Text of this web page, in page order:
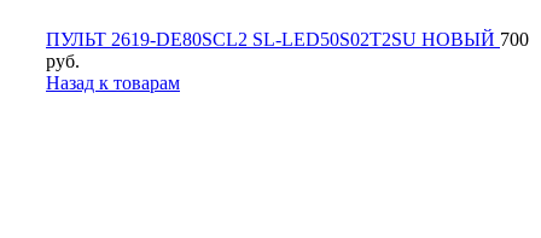
ПУЛЬТ 2619-DE80SCL2 SL-LED50S02T2SU НОВЫЙ 700
руб.
Назад к товарам